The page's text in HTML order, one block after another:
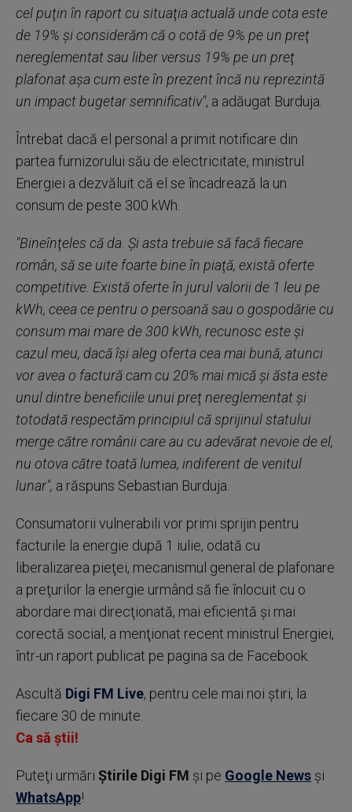
cel puţin în raport cu situaţia actuală unde cota este
de 19% şi considerăm că o cotă de 9% pe un preţ
nereglementat sau liber versus 19% pe un preţ
plafonat aşa cum este în prezent încă nu reprezintă
un impact bugetar semnificativ", a adăugat Burduja.
Întrebat dacă el personal a primit notificare din
partea furnizorului său de electricitate, ministrul
Energiei a dezvăluit că el se încadrează la un
consum de peste 300 kWh.
"Bineînţeles că da. Şi asta trebuie să facă fiecare
român, să se uite foarte bine în piaţă, există oferte
competitive. Există oferte în jurul valorii de 1 leu pe
kWh, ceea ce pentru o persoană sau o gospodărie cu
consum mai mare de 300 kWh, recunosc este şi
cazul meu, dacă îşi aleg oferta cea mai bună, atunci
vor avea o factură cam cu 20% mai mică şi ăsta este
unul dintre beneficiile unui preţ nereglementat şi
totodată respectăm principiul că sprijinul statului
merge către românii care au cu adevărat nevoie de el,
nu otova către toată lumea, indiferent de venitul
lunar", a răspuns Sebastian Burduja.
Consumatorii vulnerabili vor primi sprijin pentru
facturile la energie după 1 iulie, odată cu
liberalizarea pieţei, mecanismul general de plafonare
a preţurilor la energie urmând să fie înlocuit cu o
abordare mai direcţionată, mai eficientă şi mai
corectă social, a menţionat recent ministrul Energiei,
într-un raport publicat pe pagina sa de Facebook.
Ascultă Digi FM Live, pentru cele mai noi știri, la
fiecare 30 de minute.
Ca să știi!
Puteţi urmări Știrile Digi FM şi pe Google News şi
WhatsApp!